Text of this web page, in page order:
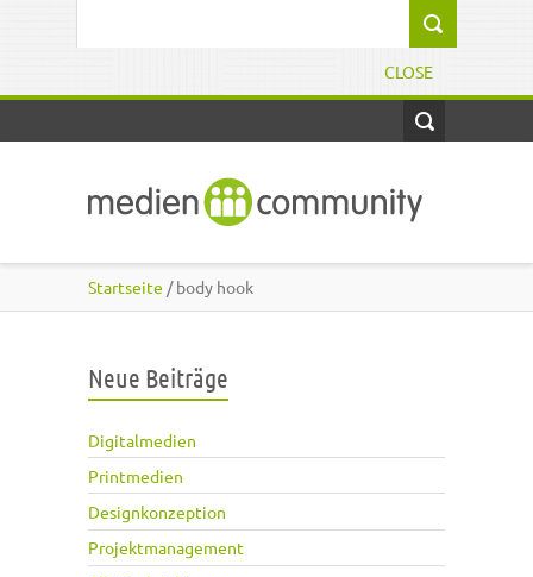
CLOSE
Startseite / body hook
Neue Beiträge
Digitalmedien
Printmedien
Designkonzeption
Projektmanagement